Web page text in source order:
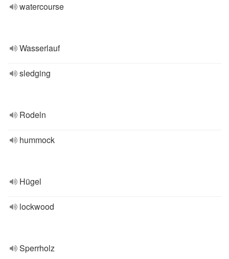
watercourse
Wasserlauf
sledging
Rodeln
hummock
Hügel
lockwood
Sperrholz